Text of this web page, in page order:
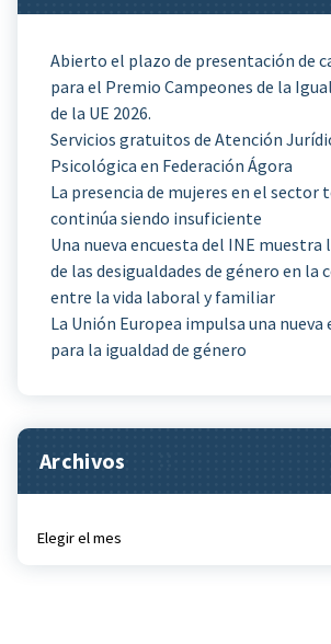
Abierto el plazo de presentación de
para el Premio Campeones de la
de la UE 2026.
Servicios gratuitos de Atención
Psicológica en Federación Ágora
La presencia de mujeres en el sector
continúa siendo insuficiente
Una nueva encuesta del INE muestra
de las desigualdades de género en la
entre la vida laboral y familiar
La Unión Europea impulsa una
para la igualdad de género
Archivos